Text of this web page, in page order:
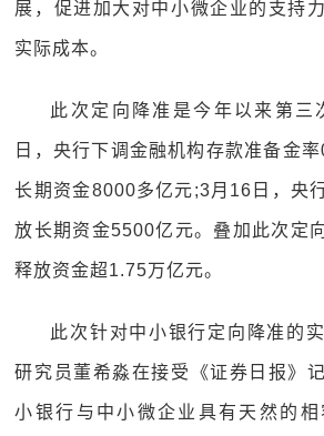
展，促进加大对中小微企业的支持
实际成本。
此次定向降准是今年以来第三
日，央行下调金融机构存款准备金
长期资金8000多亿元;3月16日，央
放长期资金5500亿元。叠加此次定
释放资金超1.75万亿元。
此次针对中小银行定向降准的
研究员董希淼在接受《证券日报》
小银行与中小微企业具有天然的